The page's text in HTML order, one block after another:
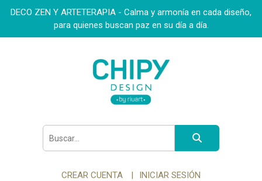
DECO ZEN Y ARTETERAPIA - Calma y armonía en cada diseño,
para quienes buscan paz en su día a día.
CREAR CUENTA INICIAR SESIÓN